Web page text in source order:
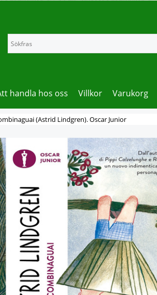
handla hos oss Villkor Varukorg
(Astrid Lindgren). Oscar Junior